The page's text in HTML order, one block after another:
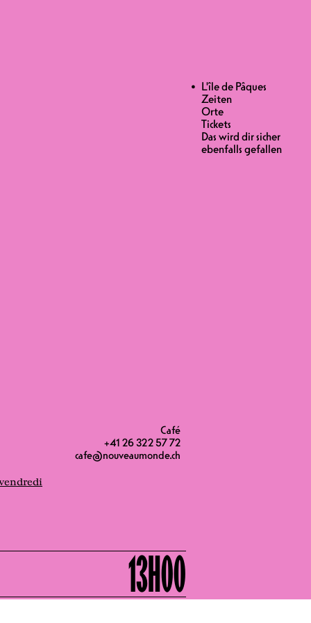
L'île de Pâques
Zeiten
Orte
Tickets
Das wird dir sicher
ebenfalls gefallen
Café
+41 26 322 57 72
cafe@nouveaumonde.ch
in Folge. Schliesse dich dem
um diese Insel voller
Workshops, Disco,
ist für ein
ein. In der zweiten Hälfte des
der Rêve Party, der grossen
über verfügbar.
13H00